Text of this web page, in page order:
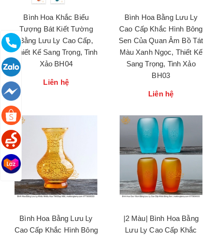
Bình Hoa Khắc Biểu
Tượng Bát Kiết Tường
Bằng Lưu Ly Cao Cấp,
Thiết Kế Sang Trọng, Tinh
Xảo BH04
Liên hệ
Bình Hoa Bằng Lưu Ly
Cao Cấp Khắc Hình Bông
Sen Của Quan Âm Bồ Tát
Màu Xanh Ngọc, Thiết Kế
Sang Trọng, Tinh Xảo
BH03
Liên hệ
Bình Hoa Bằng Lưu Ly
Cao Cấp Khắc Hình Bông
|2 Màu| Bình Hoa Bằng
Lưu Ly Cao Cấp Khắc